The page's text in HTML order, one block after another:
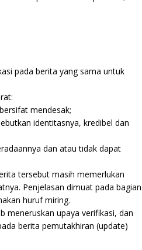
pada berita yang sama untuk
mendesak;
identitasnya, kredibel dan
dan atau tidak dapat
tersebut masih memerlukan
Penjelasan dimuat pada bagian
huruf miring.
meneruskan upaya verifikasi, dan
berita pemutakhiran (update)